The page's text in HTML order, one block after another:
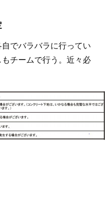
でバラバラに行ってい
チームで行う。近々必